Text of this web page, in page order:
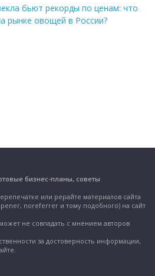
бьют рекорды по ценам: что
рынке овощей в России?
бизнес-планы, советы
или рерайте материалов сайта
noreferrer и тому подобного) на сайт
не совпадать с мнением авторов
за достоверность информации,